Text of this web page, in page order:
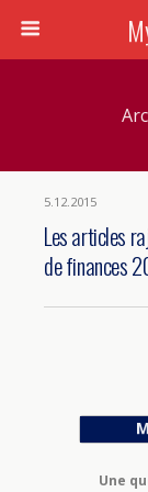
5.12.2015
Les articles
de finances
Une